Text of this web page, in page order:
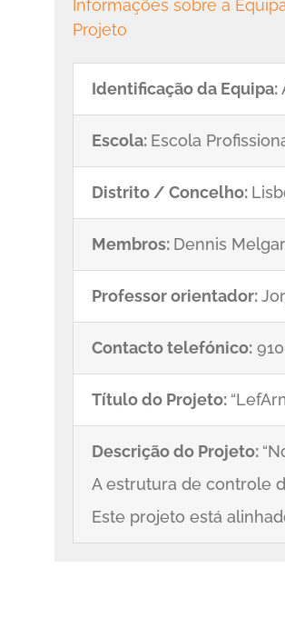
Informações sobre a
Projeto
Identificação da Equipa:
Escola: Escola
Distrito / Concelho:
Membros: Dennis
Professor orientador:
Contacto telefónico:
Título do Projeto:
Descrição do Projeto:
A estrutura de controle
Este projeto está